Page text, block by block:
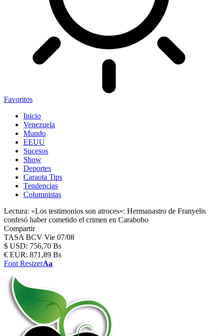
Favoritos
Inicio
Venezuela
Mundo
EEUU
Sucesos
Show
Deportes
Caraota Tips
Tendencias
Columnistas
Lectura: «Los testimonios son atroces»: Hermanastro de Franyelis
confesó haber cometido el crimen en Carabobo
Compartir
TASA BCV Vie 07/08
$ USD: 756,70 Bs
€ EUR: 871,89 Bs
Font ResizerAa